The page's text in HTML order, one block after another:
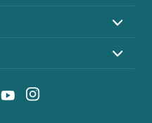
YouTubeInstagram